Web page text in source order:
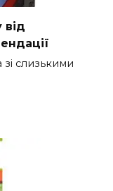
від
зі слизькими